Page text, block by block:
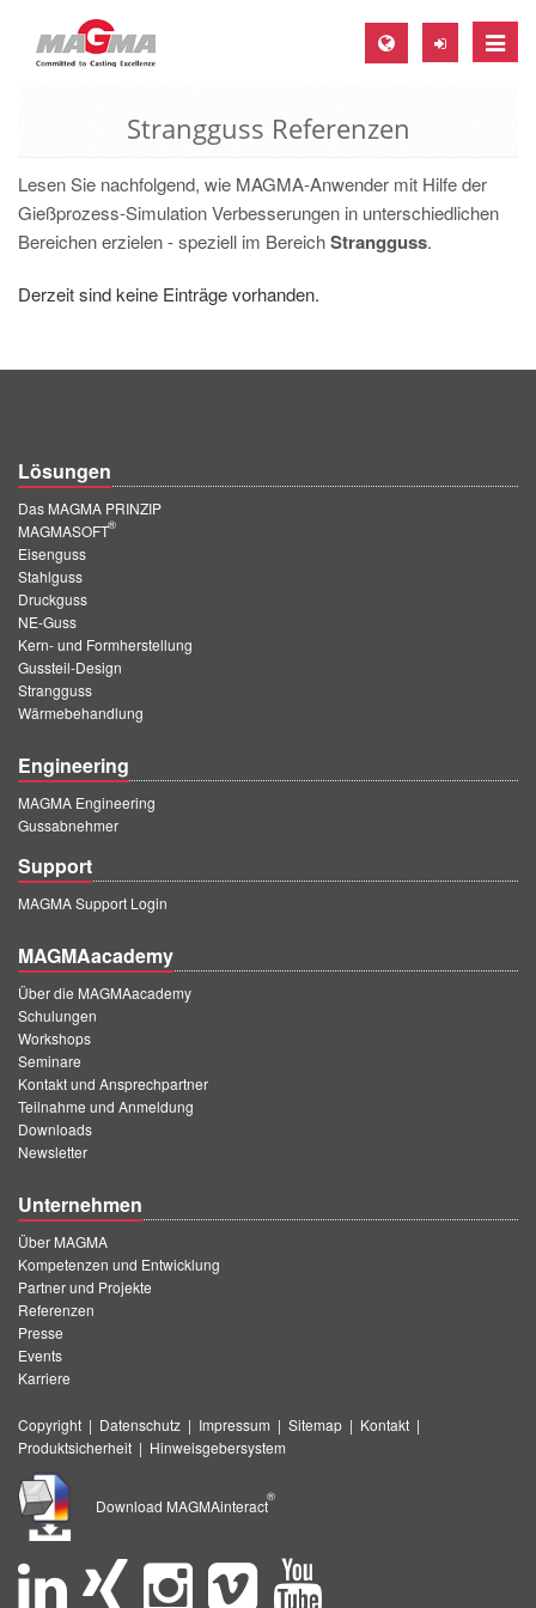
Toggle
MAGMA Europa, Deutschland
EN
CS
MAGMA Nordamerika, USA
ES
MAGMA Südamerika, Brasilien
PT
ES
MAGMA Türkei
EN
TR
EN
ZH
MAGMA Indien
EN
MAGMA Korea
EN
KO
Strangguss Referenzen
Lesen Sie nachfolgend, wie MAGMA-Anwender mit Hilfe der
Gießprozess-Simulation Verbesserungen in unterschiedlichen
Bereichen erzielen - speziell im BereichStrangguss.
Derzeit sind keine Einträge vorhanden.
Lösungen
Das MAGMA PRINZIP
MAGMASOFT
®
Eisenguss
Stahlguss
Druckguss
NE-Guss
Kern- und Formherstellung
Gussteil-Design
Strangguss
Wärmebehandlung
Engineering
MAGMA Engineering
Gussabnehmer
Support
MAGMA Support Login
MAGMAacademy
Über die MAGMAacademy
Schulungen
Workshops
Seminare
Kontakt und Ansprechpartner
Teilnahme und Anmeldung
Downloads
Newsletter
Unternehmen
Über MAGMA
Kompetenzen und Entwicklung
Partner und Projekte
Referenzen
Presse
Events
Karriere
Copyright | Datenschutz | Impressum | Sitemap | Kontakt |
Produktsicherheit | Hinweisgebersystem
Download MAGMAinteract
®